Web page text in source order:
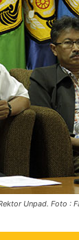
Unpad. Foto :